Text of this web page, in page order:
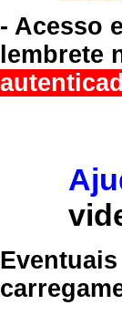
- Acesso
lembrete